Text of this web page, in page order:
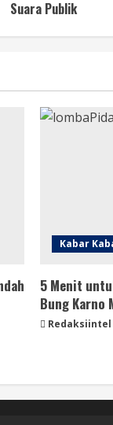
Suara Publik
Kabar
5 Menit
Bung Karno
Redaksiintel